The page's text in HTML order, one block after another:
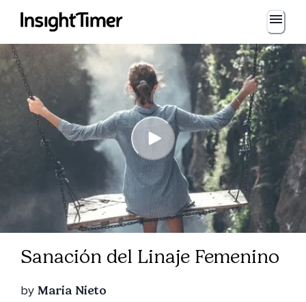
Sanación del Linaje Femenino
by Maria Nieto